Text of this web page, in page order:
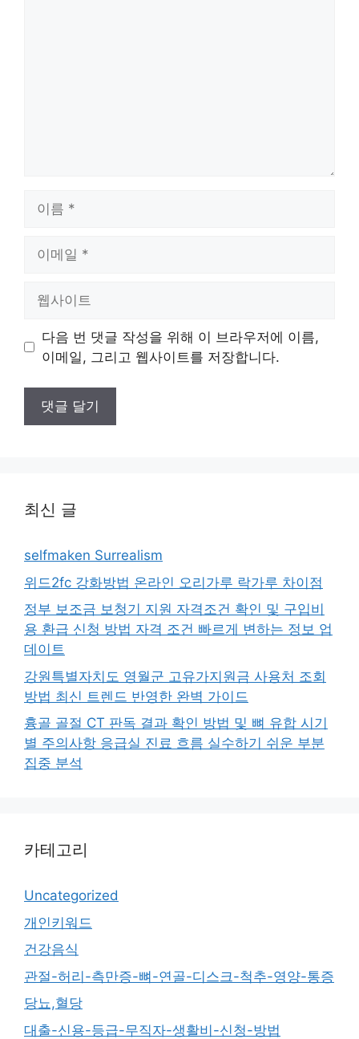
트
다음 번 댓글 작성을 위해 이 브라우저에 이름,
이메일, 그리고 웹사이트를 저장합니다.
최신 글
selfmaken Surrealism
위드2fc 강화방법 온라인 오리가루 락가루 차이점
정부 보조금 보청기 지원 자격조건 확인 및 구입비
용 환급 신청 방법 자격 조건 빠르게 변하는 정보 업
데이트
강원특별자치도 영월군 고유가지원금 사용처 조회
방법 최신 트렌드 반영한 완벽 가이드
흉골 골절 CT 판독 결과 확인 방법 및 뼈 유합 시기
별 주의사항 응급실 진료 흐름 실수하기 쉬운 부분
집중 분석
카테고리
Uncategorized
개인키워드
건강음식
관절-허리-측만증-뼈-연골-디스크-척추-영양-통증
당뇨,혈당
대출-신용-등급-무직자-생활비-신청-방법